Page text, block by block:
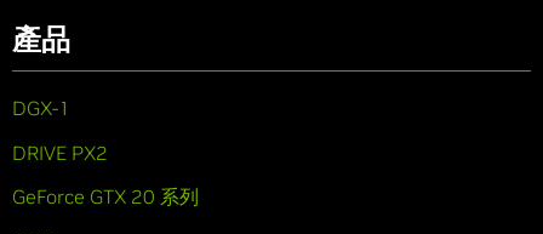
產品
DGX-1
DRIVE PX2
GeForce GTX 20 系列